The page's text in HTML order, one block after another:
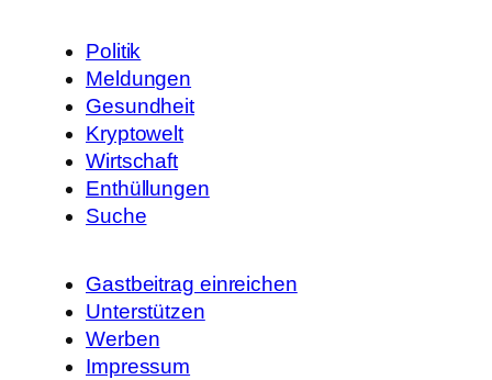
Politik
Meldungen
Gesundheit
Kryptowelt
Wirtschaft
Enthüllungen
Suche
Gastbeitrag einreichen
Unterstützen
Werben
Impressum